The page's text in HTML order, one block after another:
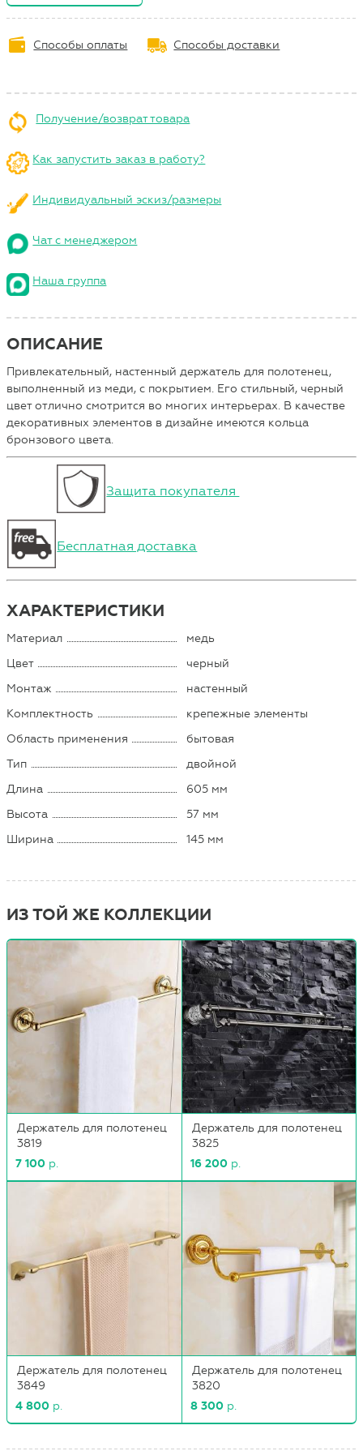
Способы оплаты Способы доставки
Получение/возврат товара
Как запустить заказ в работу?
Индивидуальный эскиз/размеры
Чат с менеджером
Наша группа
ОПИСАНИЕ
Привлекательный, настенный держатель для полотенец,
выполненный из меди, с покрытием. Его стильный, черный
цвет отлично смотрится во многих интерьерах. В качестве
декоративных элементов в дизайне имеются кольца
бронзового цвета.
Защита покупателя
Бесплатная доставка
ХАРАКТЕРИСТИКИ
Материал
медь
Цвет
черный
Монтаж
настенный
Комплектность
крепежные элементы
Область применения
бытовая
Тип
двойной
Длина
605 мм
Высота
57 мм
Ширина
145 мм
ИЗ ТОЙ ЖЕ КОЛЛЕКЦИИ
Держатель для полотенец
3819
7 100 р.
Держатель для полотенец
3825
16 200 р.
Держатель для полотенец
3849
4 800 р.
Держатель для полотенец
3820
8 300 р.